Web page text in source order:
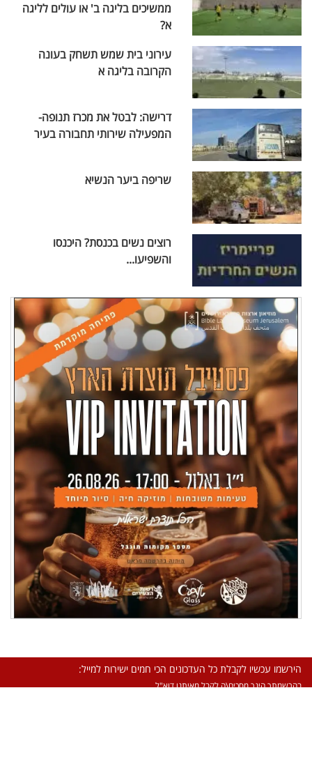
ממשיכים בליגה ב' או עולים לליגה
א?
עירוני בית שמש תשחק בעונה
הקרובה בליגה א
דרישה: לבטל את מכרז תנופה-
המפעילה שירותי תחבורה בעיר
שריפה ביער הנשיא
רוצים נשים בכנסת? היכנסו
והשפיעו...
הירשמו עכשיו לקבלת כל העדכונים הכי חמים ישירות למייל:
בהרשמתך הינך מסכים\ה לקבל מאיתנו דוא"ל.